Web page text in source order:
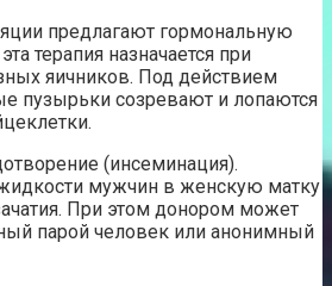
предлагают гормональную
терапия назначается при
яичников. Под действием
пузырьки созревают и лопаются
(инсеминация).
мужчин в женскую матку
При этом донором может
парой человек или анонимный